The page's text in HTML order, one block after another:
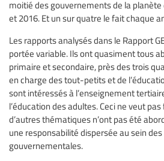
moitié des gouvernements de la
et 2016. Et un sur quatre le fait chaque
Les rapports analysés dans le Rapport
portée variable. Ils ont quasiment tous
primaire et secondaire, près des trois
en charge des tout-petits et de
sont intéressés à l’enseignement
l’éducation des adultes. Ceci ne veut
d’autres thématiques n’ont pas été
une responsabilité dispersée au sein
gouvernementales.